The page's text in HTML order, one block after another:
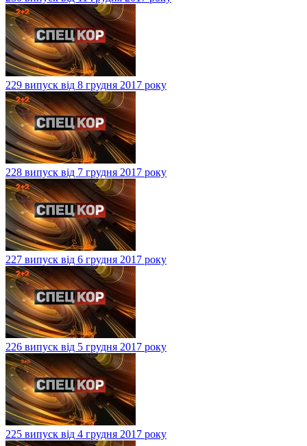
229 випуск від 8 грудня 2017 року
228 випуск від 7 грудня 2017 року
227 випуск від 6 грудня 2017 року
226 випуск від 5 грудня 2017 року
225 випуск від 4 грудня 2017 року